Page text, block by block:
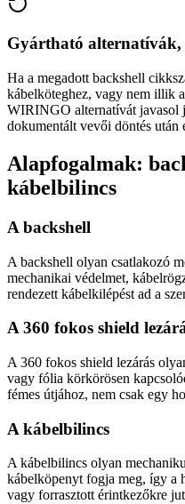
Gyártható
Ha a megadott backshell
kábelköteghez, vagy nem illik
WIRINGO alternatívát javasol
dokumentált vevői döntés után
Alapfogalmak:
kábelbilincs
A backshell
A backshell olyan csatlakozó
mechanikai védelmet,
rendezett kábelkilépést ad a
A 360 fokos shield
A 360 fokos shield lezárás
vagy fólia körkörösen
fémes útjához, nem csak egy
A kábelbilincs
A kábelbilincs olyan
kábelköpenyt fogja meg, így a
vagy forrasztott érintkezőkre